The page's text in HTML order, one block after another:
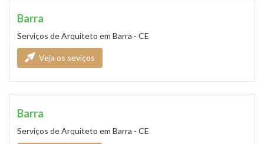
Barra
Serviços de Arquiteto em Barra - CE
Veja os seviços
Barra
Serviços de Arquiteto em Barra - CE